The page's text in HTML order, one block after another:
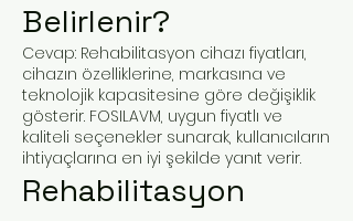
Belirlenir?
Cevap: Rehabilitasyon cihazı fiyatları,
cihazın özelliklerine, markasına ve
teknolojik kapasitesine göre değişiklik
gösterir. FOSILAVM, uygun fiyatlı ve
kaliteli seçenekler sunarak, kullanıcıların
ihtiyaçlarına en iyi şekilde yanıt verir.
Rehabilitasyon